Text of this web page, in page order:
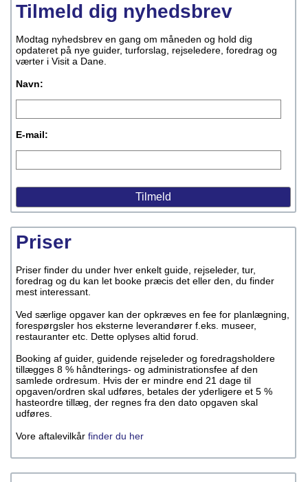
Tilmeld dig nyhedsbrev
Modtag nyhedsbrev en gang om måneden og hold dig
opdateret på nye guider, turforslag, rejseledere, foredrag og
værter i Visit a Dane.
Navn:
E-mail:
Priser
Priser finder du under hver enkelt guide, rejseleder, tur,
foredrag og du kan let booke præcis det eller den, du finder
mest interessant.
Ved særlige opgaver kan der opkræves en fee for planlægning,
forespørgsler hos eksterne leverandører f.eks. museer,
restauranter etc. Dette oplyses altid forud.
Booking af guider, guidende rejseleder og foredragsholdere
tillægges 8 % håndterings- og administrationsfee af den
samlede ordresum. Hvis der er mindre end 21 dage til
opgaven/ordren skal udføres, betales der yderligere et 5 %
hasteordre tillæg, der regnes fra den dato opgaven skal
udføres.
Vore aftalevilkår finder du her